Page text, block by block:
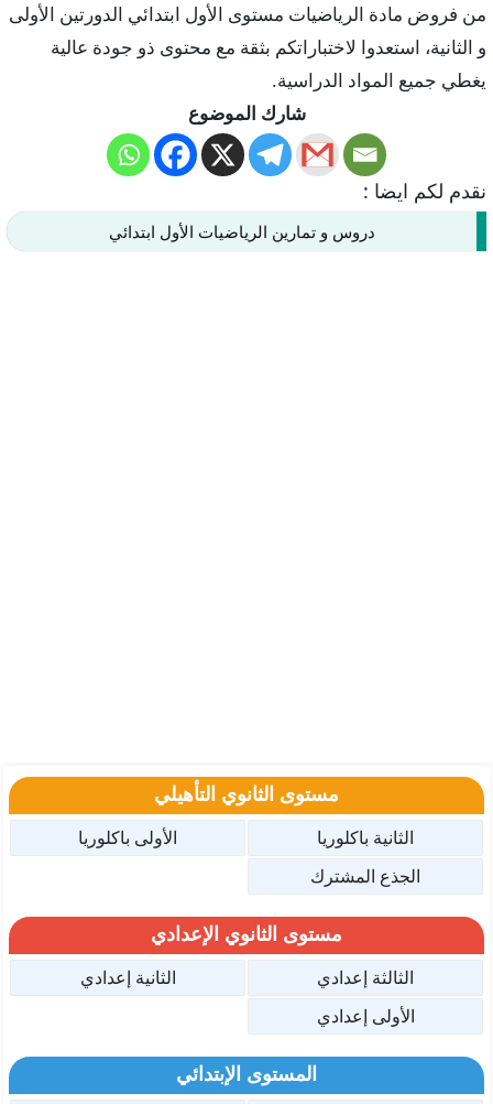
من فروض مادة الرياضيات مستوى الأول ابتدائي الدورتين الأولى
و الثانية، استعدوا لاختباراتكم بثقة مع محتوى ذو جودة عالية
يغطي جميع المواد الدراسية.
شارك الموضوع
نقدم لكم ايضا :
دروس و تمارين الرياضيات الأول ابتدائي
مستوى الثانوي التأهيلي
الثانية باكلوريا
الأولى باكلوريا
الجذع المشترك
مستوى الثانوي الإعدادي
الثالثة إعدادي
الثانية إعدادي
الأولى إعدادي
المستوى الإبتدائي